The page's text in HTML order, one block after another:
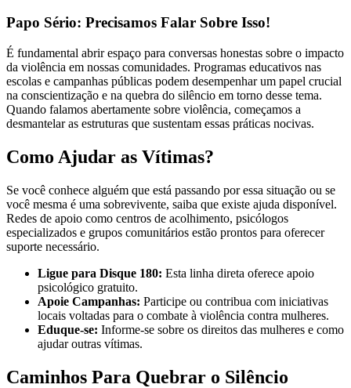
Papo Sério: Precisamos Falar Sobre Isso!
É fundamental abrir espaço para conversas honestas sobre o impacto
da violência em nossas comunidades. Programas educativos nas
escolas e campanhas públicas podem desempenhar um papel crucial
na conscientização e na quebra do silêncio em torno desse tema.
Quando falamos abertamente sobre violência, começamos a
desmantelar as estruturas que sustentam essas práticas nocivas.
Como Ajudar as Vítimas?
Se você conhece alguém que está passando por essa situação ou se
você mesma é uma sobrevivente, saiba que existe ajuda disponível.
Redes de apoio como centros de acolhimento, psicólogos
especializados e grupos comunitários estão prontos para oferecer
suporte necessário.
Ligue para Disque 180: Esta linha direta oferece apoio
psicológico gratuito.
Apoie Campanhas: Participe ou contribua com iniciativas
locais voltadas para o combate à violência contra mulheres.
Eduque-se: Informe-se sobre os direitos das mulheres e como
ajudar outras vítimas.
Caminhos Para Quebrar o Silêncio